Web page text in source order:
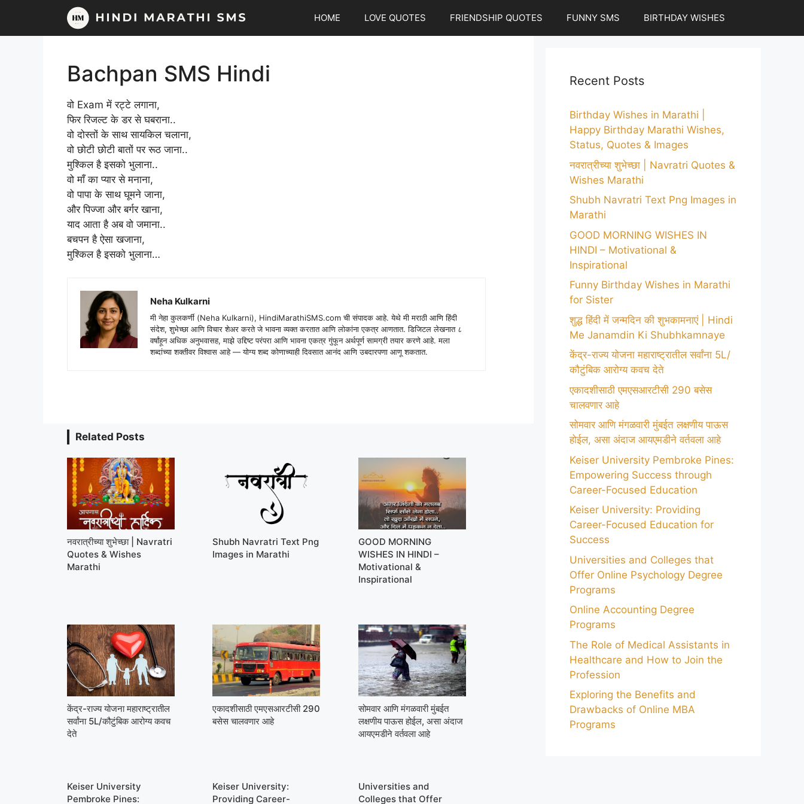
content
HOME LOVE QUOTES FRIENDSHIP QUOTES FUNNY SMS BIRTHDAY WISHES
Bachpan SMS Hindi
वो Exam में रट्टे लगाना,
फिर रिजल्ट के डर से घबराना..
वो दोस्तों के साथ सायकिल चलाना,
वो छोटी छोटी बातों पर रूठ जाना..
मुश्किल है इसको भुलाना..
वो माँ का प्यार से मनाना,
वो पापा के साथ घूमने जाना,
और पिज्जा और बर्गर खाना,
याद आता है अब वो जमाना..
बचपन है ऐसा खजाना,
मुश्किल है इसको भुलाना…
Neha Kulkarni
मी नेहा कुलकर्णी (Neha Kulkarni), HindiMarathiSMS.com ची संपादक आहे. येथे मी मराठी आणि हिंदी
संदेश, शुभेच्छा आणि विचार शेअर करते जे भावना व्यक्त करतात आणि लोकांना एकत्र आणतात. डिजिटल लेखनात ८
वर्षांहून अधिक अनुभवासह, माझे उद्दिष्ट परंपरा आणि भावना एकत्र गुंफून अर्थपूर्ण सामग्री तयार करणे आहे. मला
शब्दांच्या शक्तीवर विश्वास आहे — योग्य शब्द कोणाच्याही दिवसात आनंद आणि उबदारपणा आणू शकतात.
Related Posts
नवरात्रीच्या शुभेच्छा | Navratri
Quotes & Wishes
Marathi
Shubh Navratri Text Png
Images in Marathi
GOOD MORNING
WISHES IN HINDI –
Motivational &
Inspirational
केंद्र-राज्य योजना महाराष्ट्रातील
सर्वांना 5L/कौटुंबिक आरोग्य कवच
देते
एकादशीसाठी एमएसआरटीसी 290
बसेस चालवणार आहे
सोमवार आणि मंगळवारी मुंबईत
लक्षणीय पाऊस होईल, असा अंदाज
आयएमडीने वर्तवला आहे
Keiser University
Pembroke Pines:
Keiser University:
Providing Career-
Universities and
Colleges that Offer
Recent Posts
Birthday Wishes in Marathi |
Happy Birthday Marathi Wishes,
Status, Quotes & Images
नवरात्रीच्या शुभेच्छा | Navratri Quotes &
Wishes Marathi
Shubh Navratri Text Png Images in
Marathi
GOOD MORNING WISHES IN
HINDI – Motivational &
Inspirational
Funny Birthday Wishes in Marathi
for Sister
शुद्ध हिंदी में जन्मदिन की शुभकामनाएं | Hindi
Me Janamdin Ki Shubhkamnaye
केंद्र-राज्य योजना महाराष्ट्रातील सर्वांना 5L/
कौटुंबिक आरोग्य कवच देते
एकादशीसाठी एमएसआरटीसी 290 बसेस
चालवणार आहे
सोमवार आणि मंगळवारी मुंबईत लक्षणीय पाऊस
होईल, असा अंदाज आयएमडीने वर्तवला आहे
Keiser University Pembroke Pines:
Empowering Success through
Career-Focused Education
Keiser University: Providing
Career-Focused Education for
Success
Universities and Colleges that
Offer Online Psychology Degree
Programs
Online Accounting Degree
Programs
The Role of Medical Assistants in
Healthcare and How to Join the
Profession
Exploring the Benefits and
Drawbacks of Online MBA
Programs